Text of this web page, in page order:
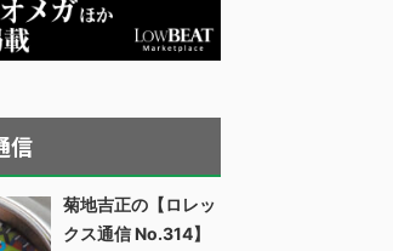
信
菊地吉正の【ロレッ
クス通信 No.314】